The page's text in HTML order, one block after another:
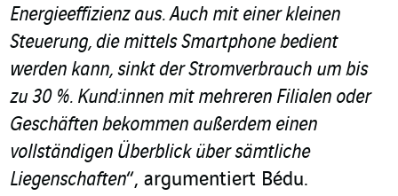
Energieeffizienz aus. Auch mit einer kleinen
Steuerung, die mittels Smartphone bedient
werden kann, sinkt der Stromverbrauch um bis
zu 30 %. Kund:innen mit mehreren Filialen oder
Geschäften bekommen außerdem einen
vollständigen Überblick über sämtliche
Liegenschaften“, argumentiert Bédu.